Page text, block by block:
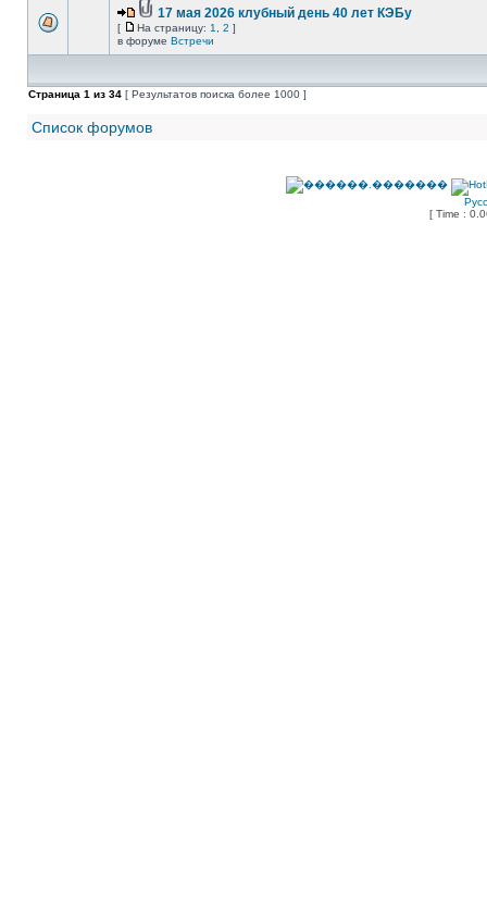
17 мая 2026 клубный день 40 лет КЭБу
[ На страницу: 1 2 ]
в форуме Встречи
Страница 1 из 34 [ Результатов поиска более 1000 ]
Список форумов
[ Time :